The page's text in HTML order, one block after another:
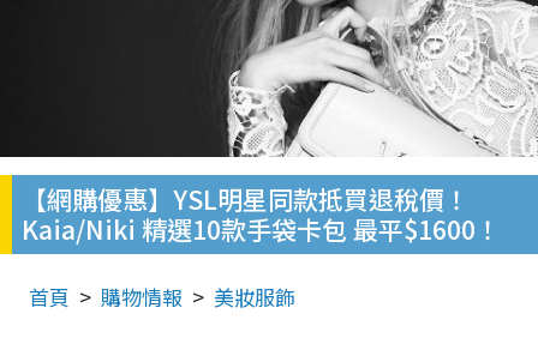
【網購優惠】YSL明星同款抵買退稅價！
Kaia/Niki 精選10款手袋卡包 最平$1600！
首頁 購物情報 美妝服飾